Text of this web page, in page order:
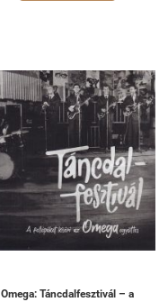
Omega: Táncdalfesztivál – a